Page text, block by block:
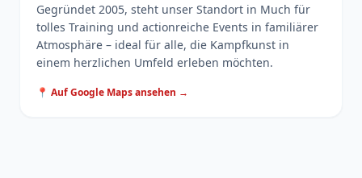
Gegründet 2005, steht unser Standort in Much für
tolles Training und actionreiche Events in familiärer
Atmosphäre – ideal für alle, die Kampfkunst in
einem herzlichen Umfeld erleben möchten.
📍 Auf Google Maps ansehen →